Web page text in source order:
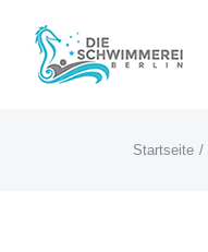
Zum
Inhalt
Startseite